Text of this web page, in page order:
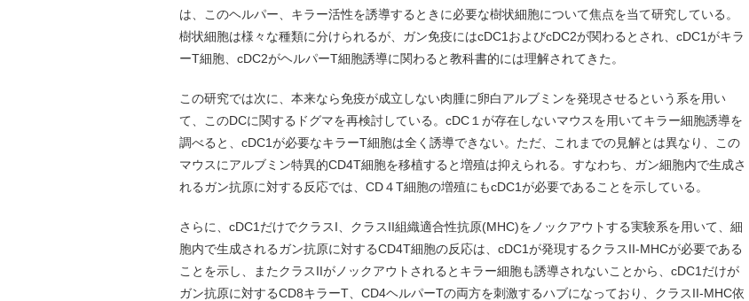
は、このヘルパー、キラー活性を誘導するときに必要な樹状細胞について焦点を当て研究している。
樹状細胞は様々な種類に分けられるが、ガン免疫にはcDC1およびcDC2が関わるとされ、cDC1がキラ
ーT細胞、cDC2がヘルパーT細胞誘導に関わると教科書的には理解されてきた。
この研究では次に、本来なら免疫が成立しない肉腫に卵白アルブミンを発現させるという系を用い
て、このDCに関するドグマを再検討している。cDC１が存在しないマウスを用いてキラー細胞誘導を
調べると、cDC1が必要なキラーT細胞は全く誘導できない。ただ、これまでの見解とは異なり、この
マウスにアルブミン特異的CD4T細胞を移植すると増殖は抑えられる。すなわち、ガン細胞内で生成さ
れるガン抗原に対する反応では、CD４T細胞の増殖にもcDC1が必要であることを示している。
さらに、cDC1だけでクラスI、クラスII組織適合性抗原(MHC)をノックアウトする実験系を用いて、細
胞内で生成されるガン抗原に対するCD4T細胞の反応は、cDC1が発現するクラスII-MHCが必要である
ことを示し、またクラスIIがノックアウトされるとキラー細胞も誘導されないことから、cDC1だけが
ガン抗原に対するCD8キラーT、CD4ヘルパーTの両方を刺激するハブになっており、クラスII-MHC依